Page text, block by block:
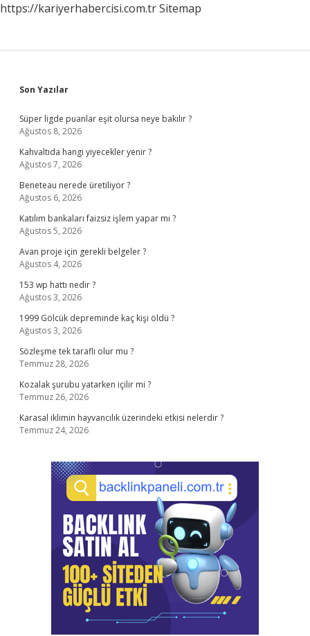
https://kariyerhabercisi.com.trSitemap
Sidebar
Son Yazılar
Süper ligde puanlar eşit olursa neye bakılır ?
Ağustos 8, 2026
Kahvaltıda hangi yiyecekler yenir ?
Ağustos 7, 2026
Beneteau nerede üretiliyor ?
Ağustos 6, 2026
Katılım bankaları faizsiz işlem yapar mı ?
Ağustos 5, 2026
Avan proje için gerekli belgeler ?
Ağustos 4, 2026
153 wp hattı nedir ?
Ağustos 3, 2026
1999 Gölcük depreminde kaç kişi öldü ?
Ağustos 3, 2026
Sözleşme tek taraflı olur mu ?
Temmuz 28, 2026
Kozalak şurubu yatarken içilir mi ?
Temmuz 26, 2026
Karasal iklimin hayvancılık üzerindeki etkisi nelerdir ?
Temmuz 24, 2026